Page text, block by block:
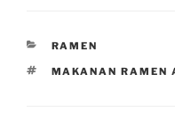
CATEGORIES
RAMEN
TAGS
MAKANAN RAMEN